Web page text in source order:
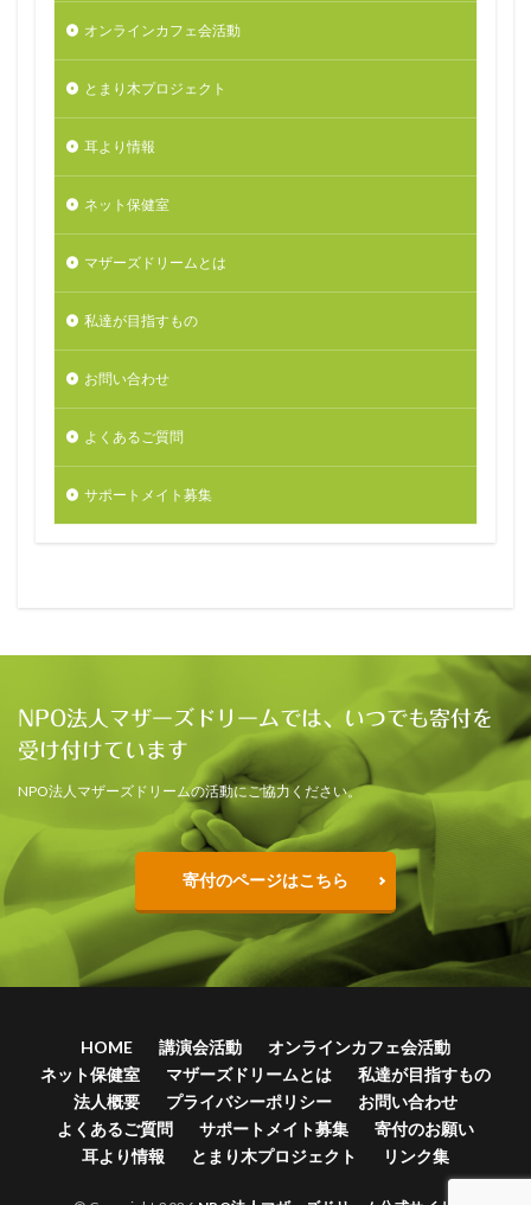
オンラインカフェ会活動
とまり木プロジェクト
耳より情報
ネット保健室
マザーズドリームとは
私達が目指すもの
お問い合わせ
よくあるご質問
サポートメイト募集
NPO法人マザーズドリームでは、いつでも寄付を
受け付けています
NPO法人マザーズドリームの活動にご協力ください。
寄付のページはこちら
HOME 講演会活動
オンラインカフェ会活動
ネット保健室
マザーズドリームとは
私達が目指すもの
法人概要
プライバシーポリシー
お問い合わせ
よくあるご質問
サポートメイト募集
寄付のお願い
耳より情報
とまり木プロジェクト リンク集